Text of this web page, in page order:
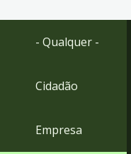
Ir
- Qualquer -
Cidadão
Empresa